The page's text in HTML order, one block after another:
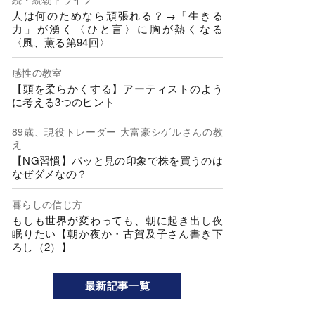
人は何のためなら頑張れる？→「生きる
力」が湧く〈ひと言〉に胸が熱くなる
〈風、薫る第94回〉
感性の教室
【頭を柔らかくする】アーティストのよう
に考える3つのヒント
89歳、現役トレーダー 大富豪シゲルさんの教
え
【NG習慣】パッと見の印象で株を買うのは
なぜダメなの？
暮らしの信じ方
もしも世界が変わっても、朝に起き出し夜
眠りたい【朝か夜か・古賀及子さん書き下
ろし（2）】
最新記事一覧